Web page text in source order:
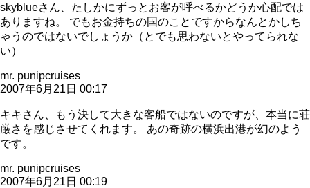
skyblueさん、たしかにずっとお客が呼べるかどうか心配では
ありますね。 でもお金持ちの国のことですからなんとかしち
ゃうのではないでしょうか（とでも思わないとやってられな
い）
mr. punipcruises
2007年6月21日 00:17
キキさん、もう決して大きな客船ではないのですが、本当に荘
厳さを感じさせてくれます。 あの奇跡の横浜出港が幻のよう
です。
mr. punipcruises
2007年6月21日 00:19